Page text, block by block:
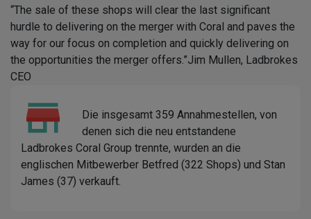
“The sale of these shops will clear the last significant
hurdle to delivering on the merger with Coral and paves the
way for our focus on completion and quickly delivering on
the opportunities the merger offers.”Jim Mullen, Ladbrokes
CEO
Die insgesamt 359 Annahmestellen, von
denen sich die neu entstandene
Ladbrokes Coral Group trennte, wurden an die
englischen Mitbewerber Betfred (322 Shops) und Stan
James (37) verkauft.